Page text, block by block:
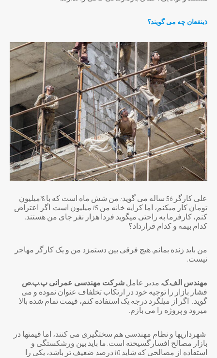
ذینفعان چه می گویند؟
علی کارگر 56 ساله می گوید: من شش ماه است که با 18میلیون
تومان کار میکنم، اما کرایه خانه من 15 میلیون است. اگر اعتراض
کنم، کارفرما به راحتی میگوید فردا هزار نفر جای من هستند.
کدام بیمه و کدام قرارداد؟
من باید زنده بمانم. هیچ فرقی بین دستمزد من و یک کارگر مهاجر
نیست.
مهندس الف.ک. مدیر عامل شرکت مهندسی عمرانی پ.پ.ص
فشار بازار را توجیه خود در ارتکاب تخلفاف عنوان نموده و می
گوید: اگر از میلگرد درجه یک استفاده کنم، قیمت تمام شده بالا
میرود و پروژه را می بازم.
شهرداریها و نظام مهندسی هم سختگیری می کنند، اما قیمتها در
بازار مصالح افسارگسیخته است. ما باید بین ورشکستگی و
استفاده از مصالحی که شاید 10 درصد ضعیف تر باشد، یکی را